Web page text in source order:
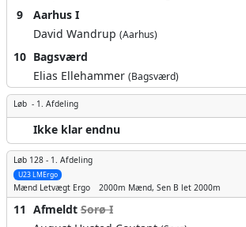
9
Aarhus I
David Wandrup (Aarhus)
10 Bagsværd
Elias Ellehammer (Bagsværd)
Løb - 1. Afdeling
Ikke klar endnu
Løb 128 - 1. Afdeling
U23 LMErgo
Mænd Letvægt Ergo 2000m Mænd, Sen B let 2000m
11 AfmeldtSorø I